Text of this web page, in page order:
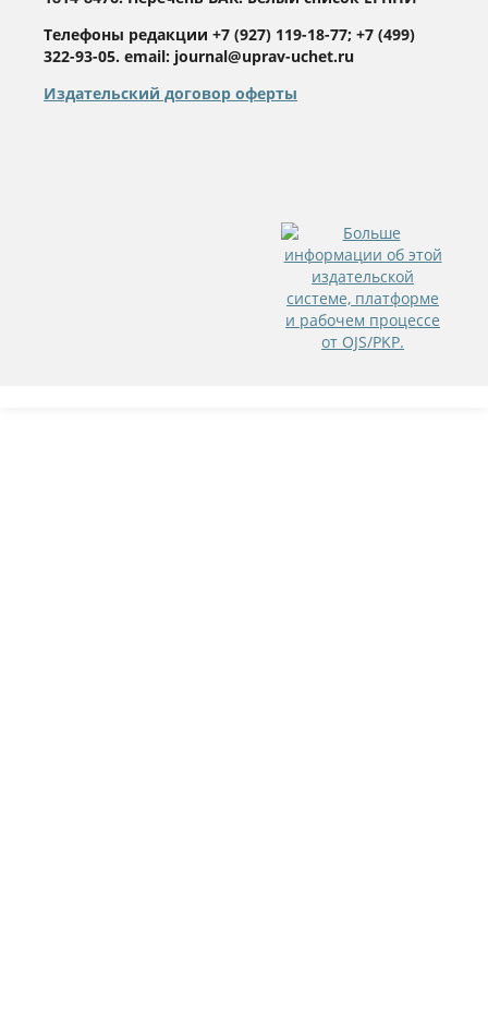
Телефоны редакции +7 (927) 119-18-77; +7 (499)
322-93-05. email: journal@uprav-uchet.ru
Издательский договор оферты